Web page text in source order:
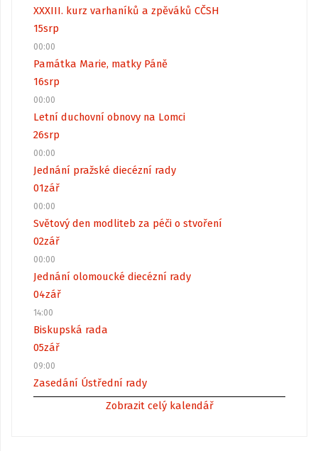
XXXIII. kurz varhaníků a zpěváků CČSH
15srp
00:00
Památka Marie, matky Páně
16srp
00:00
Letní duchovní obnovy na Lomci
26srp
00:00
Jednání pražské diecézní rady
01zář
00:00
Světový den modliteb za péči o stvoření
02zář
00:00
Jednání olomoucké diecézní rady
04zář
14:00
Biskupská rada
05zář
09:00
Zasedání Ústřední rady
Zobrazit celý kalendář